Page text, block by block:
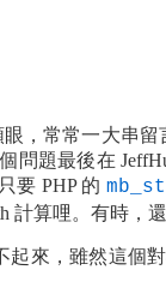
眼，常常一大串
問題最後在
要 PHP 的
計算哩。有時，
起來，雖然這個